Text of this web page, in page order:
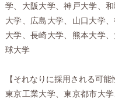
学、大阪大学、神戸大学、
大学、広島大学、山口大学
大学、長崎大学、熊本大学
球大学
【それなりに採用される可能
東京工業大学、東京都市大